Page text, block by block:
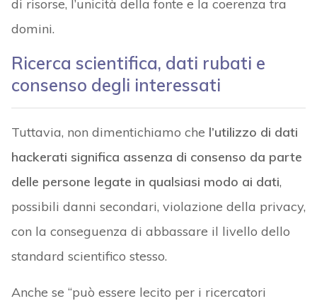
di risorse, l’unicità della fonte e la coerenza tra
domini.
Ricerca scientifica, dati rubati e
consenso degli interessati
Tuttavia, non dimentichiamo che l’utilizzo di dati
hackerati significa assenza di consenso da parte
delle persone legate in qualsiasi modo ai dati,
possibili danni secondari, violazione della privacy,
con la conseguenza di abbassare il livello dello
standard scientifico stesso.
Anche se “può essere lecito per i ricercatori